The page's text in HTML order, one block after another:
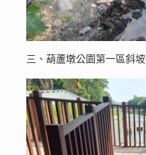
三、葫蘆墩公園第一區斜